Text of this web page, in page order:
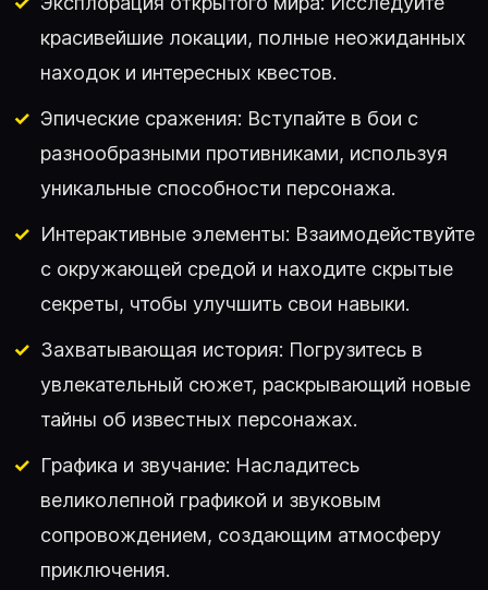
красивейшие локации, полные неожиданных
находок и интересных квестов.
Эпические сражения: Вступайте в бои с
разнообразными противниками, используя
уникальные способности персонажа.
Интерактивные элементы: Взаимодействуйте
с окружающей средой и находите скрытые
секреты, чтобы улучшить свои навыки.
Захватывающая история: Погрузитесь в
увлекательный сюжет, раскрывающий новые
тайны об известных персонажах.
Графика и звучание: Насладитесь
великолепной графикой и звуковым
сопровождением, создающим атмосферу
приключения.